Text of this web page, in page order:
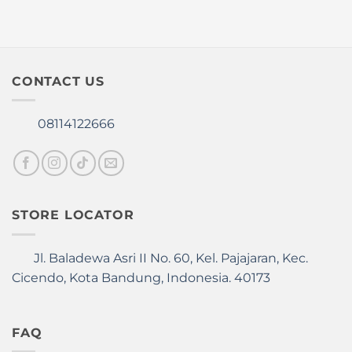
CONTACT US
08114122666
STORE LOCATOR
Jl. Baladewa Asri II No. 60, Kel. Pajajaran, Kec.
Cicendo, Kota Bandung, Indonesia. 40173
FAQ